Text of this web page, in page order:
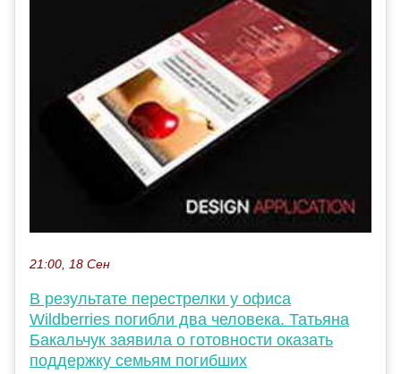
21:00, 18 Сен
В результате перестрелки у офиса
Wildberries погибли два человека. Татьяна
Бакальчук заявила о готовности оказать
поддержку семьям погибших